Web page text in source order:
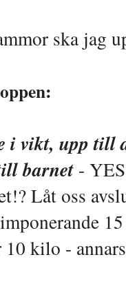
ska jag
i vikt, upp till
barnet -
Låt oss
kilo -